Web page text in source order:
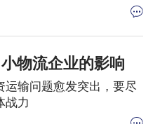
物流企业的影响
运输问题愈发突出，要尽
战力